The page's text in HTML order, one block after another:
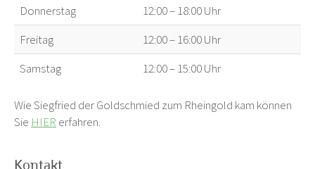
Donnerstag
12:00 – 18:00 Uhr
Freitag
12:00 – 16:00 Uhr
Samstag
12:00 – 15:00 Uhr
Wie Siegfried der Goldschmied zum Rheingold kam können
Sie HIER erfahren.
Kontakt